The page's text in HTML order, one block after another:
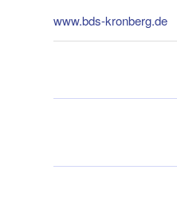
www.bds-kronberg.de